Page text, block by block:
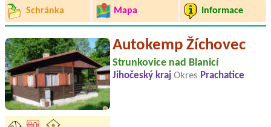
Schránka Mapa Informace
Autokemp Žíchovec
Strunkovice nad Blanicí
Jihočeský kraj Okres Prachatice